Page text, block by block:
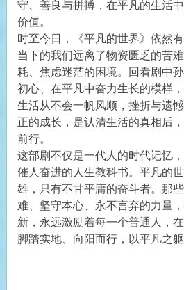
守、善良与拼搏，在平凡的生活
价值。
时至今日，《平凡的世界》依然
当下的我们远离了物资匮乏的苦
耗、焦虑迷茫的困境。回看剧中
初心、在平凡中奋力生长的模样
生活从不会一帆风顺，挫折与遗
正的成长，是认清生活的真相后
前行。
这部剧不仅是一代人的时代记忆
催人奋进的人生教科书。平凡的
雄，只有不甘平庸的奋斗者。那
难、坚守本心、永不言弃的力量
新，永远激励着每一个普通人，
脚踏实地、向阳而行，以平凡之躯